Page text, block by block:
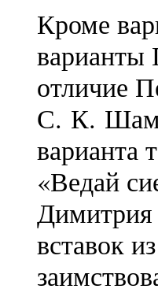
Кроме
варианты
отличие
С. К.
варианта
«Ведай
Димитрия
вставок